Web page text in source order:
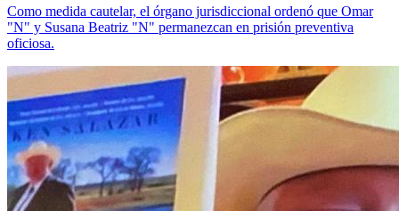
Como medida cautelar, el órgano jurisdiccional ordenó que Omar
"N" y Susana Beatriz "N" permanezcan en prisión preventiva
oficiosa.